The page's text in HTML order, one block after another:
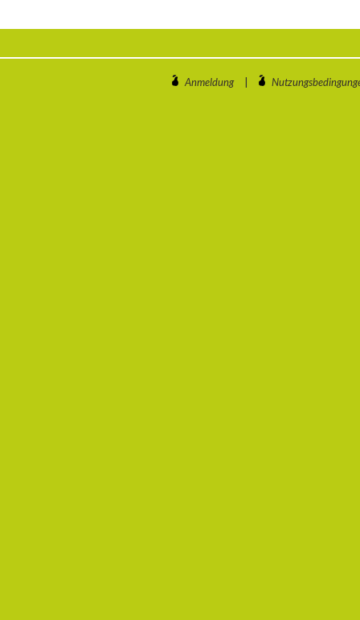
Anmeldung